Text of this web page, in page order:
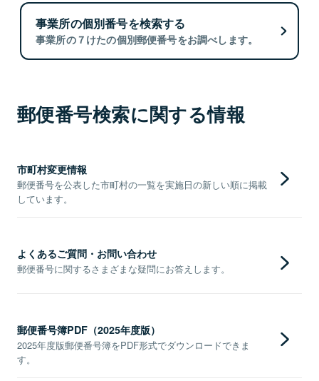
事業所の個別番号を検索する
事業所の７けたの個別郵便番号をお調べします。
郵便番号検索に関する情報
市町村変更情報
郵便番号を公表した市町村の一覧を実施日の新しい順に掲載
しています。
よくあるご質問・お問い合わせ
郵便番号に関するさまざまな疑問にお答えします。
郵便番号簿PDF（2025年度版）
2025年度版郵便番号簿をPDF形式でダウンロードできま
す。